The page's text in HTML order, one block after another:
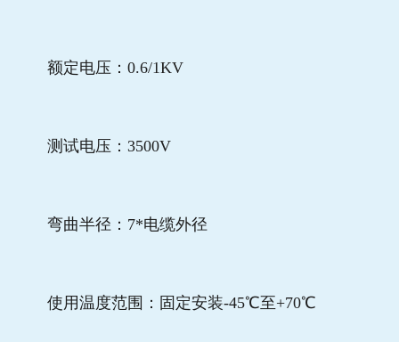
额定电压：0.6/1KV
测试电压：3500V
弯曲半径：7*电缆外径
使用温度范围：固定安装-45℃至+70℃